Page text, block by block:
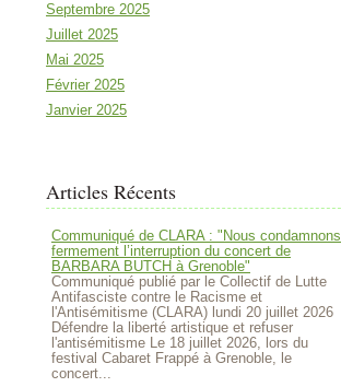
Septembre 2025
Juillet 2025
Mai 2025
Février 2025
Janvier 2025
Articles Récents
Communiqué de CLARA : "Nous condamnons
fermement l’interruption du concert de
BARBARA BUTCH à Grenoble"
Communiqué publié par le Collectif de Lutte
Antifasciste contre le Racisme et
l'Antisémitisme (CLARA) lundi 20 juillet 2026
Défendre la liberté artistique et refuser
l'antisémitisme Le 18 juillet 2026, lors du
festival Cabaret Frappé à Grenoble, le
concert...